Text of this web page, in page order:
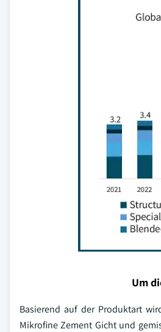
Um
Basierend auf der Produktart
Mikrofine Zement Gicht und